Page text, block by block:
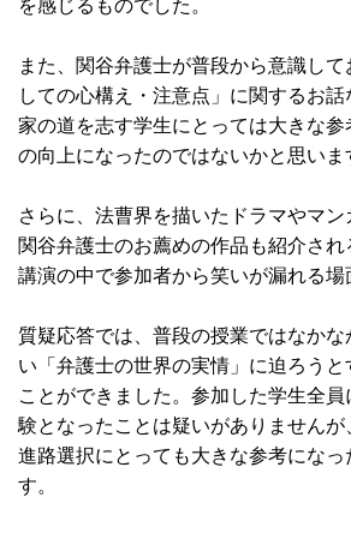
を感じるものでした。
また、関谷弁護士が普段から意識し
しての心構え・注意点」に関するお
家の道を志す学生にとっては大きな
の向上になったのではないかと思いま
さらに、法曹界を描いたドラマやマン
関谷弁護士のお薦めの作品も紹介さ
講演の中で参加者から笑いが漏れる場
質疑応答では、普段の授業ではなか
い「弁護士の世界の実情」に迫ろう
ことができました。参加した学生全
験となったことは疑いがありません
進路選択にとっても大きな参考になっ
す。